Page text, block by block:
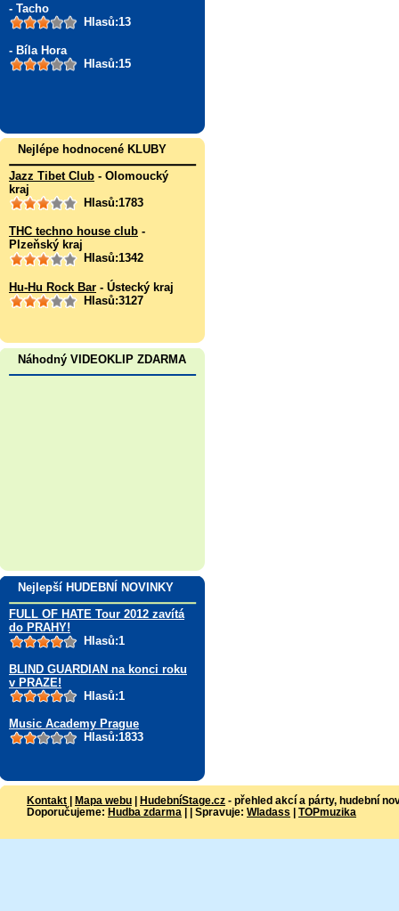
- Tacho
Hlasů:13
- Bíla Hora
Hlasů:15
Nejlépe hodnocené KLUBY
Jazz Tibet Club - Olomoucký
kraj
Hlasů:1783
THC techno house club -
Plzeňský kraj
Hlasů:1342
Hu-Hu Rock Bar - Ústecký kraj
Hlasů:3127
Náhodný VIDEOKLIP ZDARMA
Nejlepší HUDEBNÍ NOVINKY
FULL OF HATE Tour 2012 zavítá
do PRAHY!
Hlasů:1
BLIND GUARDIAN na konci roku
v PRAZE!
Hlasů:1
Music Academy Prague
Hlasů:1833
Kontakt | Mapa webu | HudebníStage.cz - přehled akcí a párty, hudební
Doporučujeme: Hudba zdarma | | Spravuje: Wladass | TOPmuzika